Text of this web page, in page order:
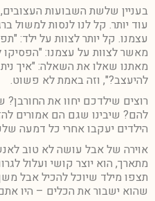
בעניין שלשת השבועות
עוד יותר. קל לנו לנסות למשול
עצמנו. קל יותר לצוות על ילד:
מאשר לצוות על עצמנו:
מאתנו שאלו את השאלה: "איך
להיעצב?", וזה באמת לא פשוט.
רוצים שילדכם יחוו את החורבן?
להם? שיבינו שגם הם אמורים
הילדים יעקבו אחרי כל דמעה
אוירה של אבל עושה לא טוב
מתארך, הוא יוצר קושי ועלול
תצפו מילד שיוכל להכיל אבל
שהוא ישבור את הכלים – היו